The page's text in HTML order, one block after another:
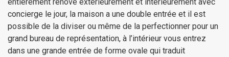
concierge le jour, la maison a une double entrée et il est
possible de la diviser ou même de la perfectionner pour un
grand bureau de représentation, à l’intérieur vous entrez
dans une grande entrée de forme ovale qui traduit